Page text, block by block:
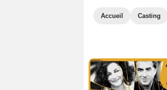
Accueil Casting